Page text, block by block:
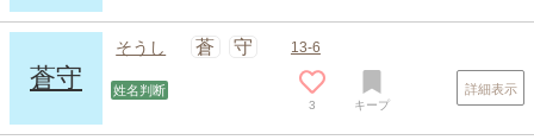
蒼守
そうし 蒼 守 13-6
姓名判断
3 キープ
詳細表示